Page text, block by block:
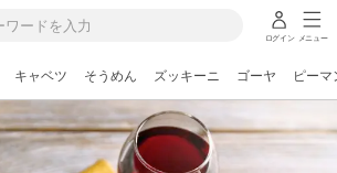
ログイン メニュー
キャベツ そうめん ズッキーニ ゴーヤ ピーマ